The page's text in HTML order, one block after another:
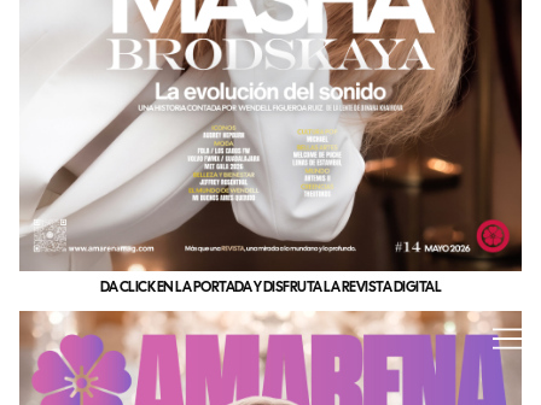
DA CLICK EN LA PORTADA Y DISFRUTA LA REVISTA DIGITAL